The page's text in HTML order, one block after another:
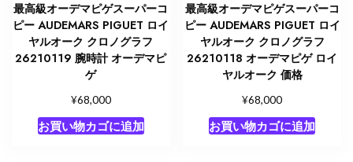
最高級オーデマピゲスーパーコ
ピー AUDEMARS PIGUET ロイ
ヤルオーク クロノグラフ
26210119 腕時計 オーデマピ
ゲ
¥68,000
お買い物カゴに追加
最高級オーデマピゲスーパーコ
ピー AUDEMARS PIGUET ロイ
ヤルオーク クロノグラフ
26210118 オーデマピゲ ロイ
ヤルオーク 価格
¥68,000
お買い物カゴに追加